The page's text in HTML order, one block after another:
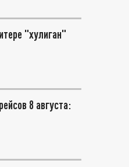
"хулиган"
8 августа: